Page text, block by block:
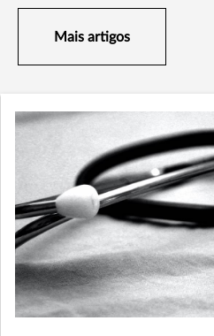
Mais artigos